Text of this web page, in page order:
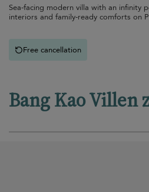
Sea-facing modern villa with an infinity
interiors and family-ready comforts on
Free cancellation
Bang Kao Villen